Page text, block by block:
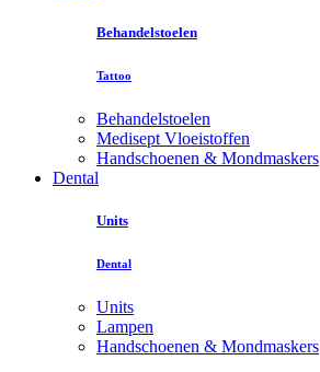
Behandelstoelen
Tattoo
Behandelstoelen
Medisept Vloeistoffen
Handschoenen & Mondmaskers
Dental
Units
Dental
Units
Lampen
Handschoenen & Mondmaskers